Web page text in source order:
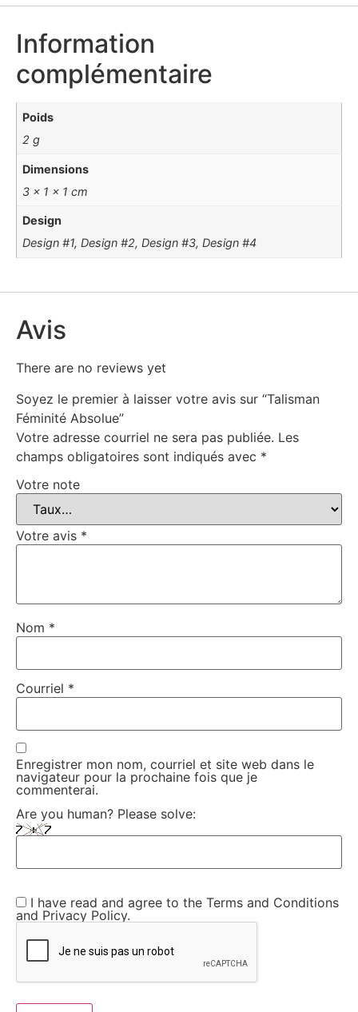
Information
complémentaire
Poids
2 g
Dimensions
3 × 1 × 1 cm
Design
Design #1, Design #2, Design #3, Design #4
Avis
There are no reviews yet
Soyez le premier à laisser votre avis sur “Talisman
Féminité Absolue”
Votre adresse courriel ne sera pas publiée. Les
champs obligatoires sont indiqués avec *
Votre note
Votre avis *
Nom *
Courriel *
Enregistrer mon nom, courriel et site web dans le
navigateur pour la prochaine fois que je
commenterai.
Are you human? Please solve:
I have read and agree to the Terms and Conditions
and Privacy Policy.